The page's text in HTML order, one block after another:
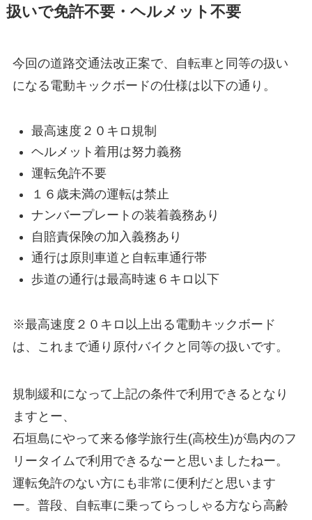
扱いで免許不要・ヘルメット不要
今回の道路交通法改正案で、自転車と同等の扱い
になる電動キックボードの仕様は以下の通り。
最高速度２０キロ規制
ヘルメット着用は努力義務
運転免許不要
１６歳未満の運転は禁止
ナンバープレートの装着義務あり
自賠責保険の加入義務あり
通行は原則車道と自転車通行帯
歩道の通行は最高時速６キロ以下
※最高速度２０キロ以上出る電動キックボード
は、これまで通り原付バイクと同等の扱いです。
規制緩和になって上記の条件で利用できるとなり
ますとー、
石垣島にやって来る修学旅行生(高校生)が島内のフ
リータイムで利用できるなーと思いましたねー。
運転免許のない方にも非常に便利だと思います
ー。普段、自転車に乗ってらっしゃる方なら高齢